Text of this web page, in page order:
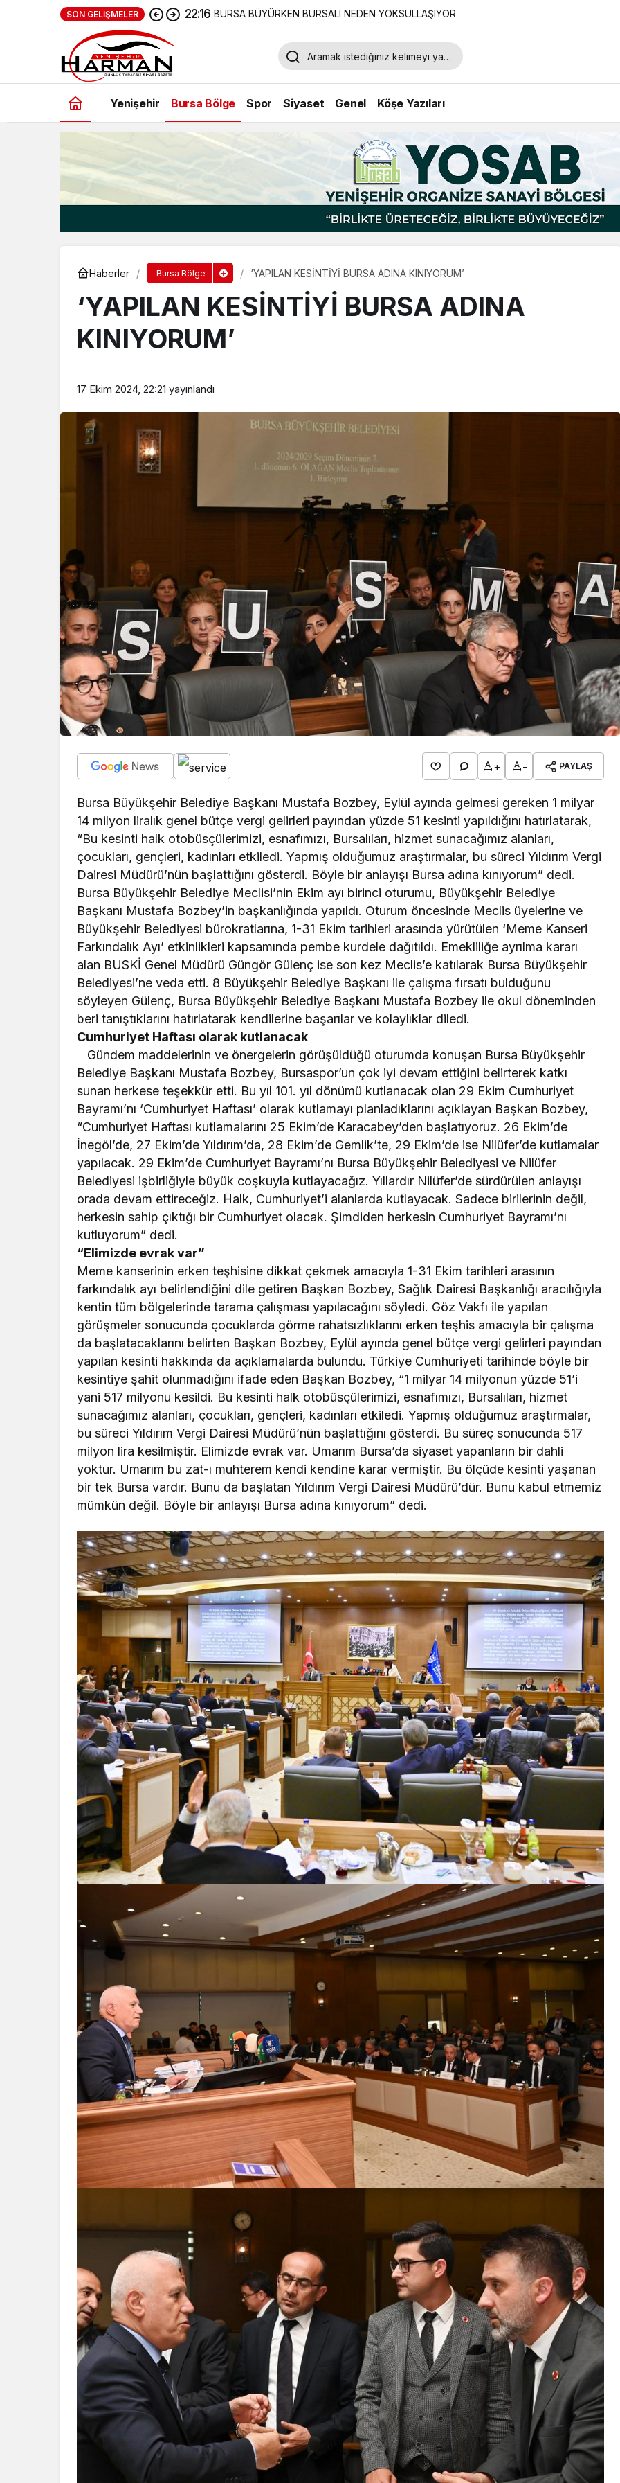
SON GELIŞMELER 22:16 BURSA BÜYÜRKEN BURSALI NEDEN YOKSULLAŞIYOR
Yenişehir Bursa Bölge Spor Siyaset Genel Köşe Yazıları
Haberler Bursa Bölge ‘YAPILAN KESİNTİYİ BURSA ADINA KINIYORUM’
‘YAPILAN KESİNTİYİ BURSA ADINA
KINIYORUM’
17 Ekim 2024, 22:21 yayınlandı
+ - PAYLAŞ
Bursa Büyükşehir Belediye Başkanı Mustafa Bozbey, Eylül ayında gelmesi gereken 1 milyar
14 milyon liralık genel bütçe vergi gelirleri payından yüzde 51 kesinti yapıldığını hatırlatarak,
“Bu kesinti halk otobüsçülerimizi, esnafımızı, Bursalıları, hizmet sunacağımız alanları,
çocukları, gençleri, kadınları etkiledi. Yapmış olduğumuz araştırmalar, bu süreci Yıldırım Vergi
Dairesi Müdürü’nün başlattığını gösterdi. Böyle bir anlayışı Bursa adına kınıyorum” dedi.
Bursa Büyükşehir Belediye Meclisi’nin Ekim ayı birinci oturumu, Büyükşehir Belediye
Başkanı Mustafa Bozbey’in başkanlığında yapıldı. Oturum öncesinde Meclis üyelerine ve
Büyükşehir Belediyesi bürokratlarına, 1-31 Ekim tarihleri arasında yürütülen ‘Meme Kanseri
Farkındalık Ayı’ etkinlikleri kapsamında pembe kurdele dağıtıldı. Emekliliğe ayrılma kararı
alan BUSKİ Genel Müdürü Güngör Gülenç ise son kez Meclis’e katılarak Bursa Büyükşehir
Belediyesi’ne veda etti. 8 Büyükşehir Belediye Başkanı ile çalışma fırsatı bulduğunu
söyleyen Gülenç, Bursa Büyükşehir Belediye Başkanı Mustafa Bozbey ile okul döneminden
beri tanıştıklarını hatırlatarak kendilerine başarılar ve kolaylıklar diledi.
Cumhuriyet Haftası olarak kutlanacak
Gündem maddelerinin ve önergelerin görüşüldüğü oturumda konuşan Bursa Büyükşehir
Belediye Başkanı Mustafa Bozbey, Bursaspor’un çok iyi devam ettiğini belirterek katkı
sunan herkese teşekkür etti. Bu yıl 101. yıl dönümü kutlanacak olan 29 Ekim Cumhuriyet
Bayramı’nı ‘Cumhuriyet Haftası’ olarak kutlamayı planladıklarını açıklayan Başkan Bozbey,
“Cumhuriyet Haftası kutlamalarını 25 Ekim’de Karacabey’den başlatıyoruz. 26 Ekim’de
İnegöl’de, 27 Ekim’de Yıldırım’da, 28 Ekim’de Gemlik’te, 29 Ekim’de ise Nilüfer’de kutlamalar
yapılacak. 29 Ekim’de Cumhuriyet Bayramı’nı Bursa Büyükşehir Belediyesi ve Nilüfer
Belediyesi işbirliğiyle büyük coşkuyla kutlayacağız. Yıllardır Nilüfer’de sürdürülen anlayışı
orada devam ettireceğiz. Halk, Cumhuriyet’i alanlarda kutlayacak. Sadece birilerinin değil,
herkesin sahip çıktığı bir Cumhuriyet olacak. Şimdiden herkesin Cumhuriyet Bayramı’nı
kutluyorum” dedi.
“Elimizde evrak var”
Meme kanserinin erken teşhisine dikkat çekmek amacıyla 1-31 Ekim tarihleri arasının
farkındalık ayı belirlendiğini dile getiren Başkan Bozbey, Sağlık Dairesi Başkanlığı aracılığıyla
kentin tüm bölgelerinde tarama çalışması yapılacağını söyledi. Göz Vakfı ile yapılan
görüşmeler sonucunda çocuklarda görme rahatsızlıklarını erken teşhis amacıyla bir çalışma
da başlatacaklarını belirten Başkan Bozbey, Eylül ayında genel bütçe vergi gelirleri payından
yapılan kesinti hakkında da açıklamalarda bulundu. Türkiye Cumhuriyeti tarihinde böyle bir
kesintiye şahit olunmadığını ifade eden Başkan Bozbey, “1 milyar 14 milyonun yüzde 51’i
yani 517 milyonu kesildi. Bu kesinti halk otobüsçülerimizi, esnafımızı, Bursalıları, hizmet
sunacağımız alanları, çocukları, gençleri, kadınları etkiledi. Yapmış olduğumuz araştırmalar,
bu süreci Yıldırım Vergi Dairesi Müdürü’nün başlattığını gösterdi. Bu süreç sonucunda 517
milyon lira kesilmiştir. Elimizde evrak var. Umarım Bursa’da siyaset yapanların bir dahli
yoktur. Umarım bu zat-ı muhterem kendi kendine karar vermiştir. Bu ölçüde kesinti yaşanan
bir tek Bursa vardır. Bunu da başlatan Yıldırım Vergi Dairesi Müdürü’dür. Bunu kabul etmemiz
mümkün değil. Böyle bir anlayışı Bursa adına kınıyorum” dedi.
Bursa Bölge
BURSA BÜYÜRKEN
BURSALI NEDEN
YOKSULLAŞIYOR